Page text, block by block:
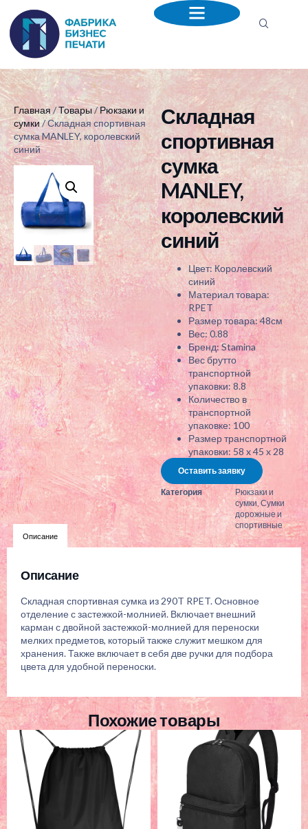
Главная/Товары/Рюкзаки и
сумки/ Складная спортивная
сумка MANLEY, королевский
синий
Складная
спортивная
сумка
MANLEY,
королевский
синий
Цвет: Королевский
синий
Материал товара:
RPET
Размер товара: 48см
Вес: 0.88
Бренд: Stamina
Вес брутто
транспортной
упаковки: 8.8
Количество в
транспортной
упаковке: 100
Размер транспортной
упаковки: 58 x 45 x 28
Оставить заявку
Категория
Рюкзаки и
сумки Сумки
дорожные и
спортивные
Описание
Описание
Складная спортивная сумка из 290T RPET. Основное
отделение с застежкой-молнией. Включает внешний
карман с двойной застежкой-молнией для переноски
мелких предметов, который также служит мешком для
хранения. Также включает в себя две ручки для подбора
цвета для удобной переноски.
Похожие товары